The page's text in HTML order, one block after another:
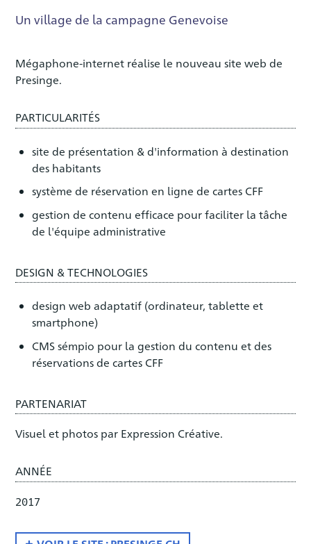
Un village de la campagne Genevoise
Mégaphone-internet réalise le nouveau site web de
Presinge.
PARTICULARITÉS
site de présentation & d'information à destination
des habitants
système de réservation en ligne de cartes CFF
gestion de contenu efficace pour faciliter la tâche
de l'équipe administrative
DESIGN & TECHNOLOGIES
design web adaptatif (ordinateur, tablette et
smartphone)
CMS sémpio pour la gestion du contenu et des
réservations de cartes CFF
PARTENARIAT
Visuel et photos par Expression Créative.
ANNÉE
2017